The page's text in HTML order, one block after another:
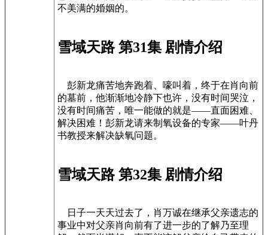
不美满的婚姻的。
雪域天路 第31集 剧情介绍
彭新龙痛苦地奔跑着、嚎叫着，终于在肖向前
的墓前，他渐渐地冷静下也许，没有时间哭泣，
没有时间痛苦，唯一能做的就是——直面困难、
解决困难！彭新龙请来制氧设备的专家——叶丹
书教授来解决缺氧问题。
雪域天路 第32集 剧情介绍
日子一天天过去了，肖万诚在继承父亲遗志的
事业中对父亲肖向前有了进一步的了解乃至理